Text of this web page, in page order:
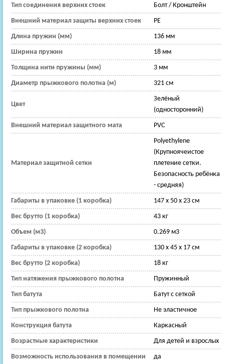
Тип соединения верхних стоек Болт / Кронштейн
Внешний материал защиты верхних стоек PE
Длина пружин (мм) 136 мм
Ширина пружин 18 мм
Толщина нити пружины (мм) 3 мм
Диаметр прыжкового полотна (м) 321 см
Цвет
Зелёный
(односторонний)
Внешний материал защитного мата PVC
Материал защитной сетки
Polyethylene
(Крупноячеистое
плетение сетки.
Безопасность ребёнка
- средняя)
Габариты в упаковке (1 коробка) 147 х 50 х 23 см
Вес брутто (1 коробка) 43 кг
Объем (м3) 0.269 м3
Габариты в упаковке (2 коробка) 130 х 45 х 17 см
Вес брутто (2 коробка) 18 кг
Тип натяжения прыжкового полотна Пружинный
Тип батута Батут с сеткой
Тип прыжкового полотна Не эластичное
Конструкция батута Каркасный
Возрастные характеристики Для детей и взрослых
Возможность использования в помещении да